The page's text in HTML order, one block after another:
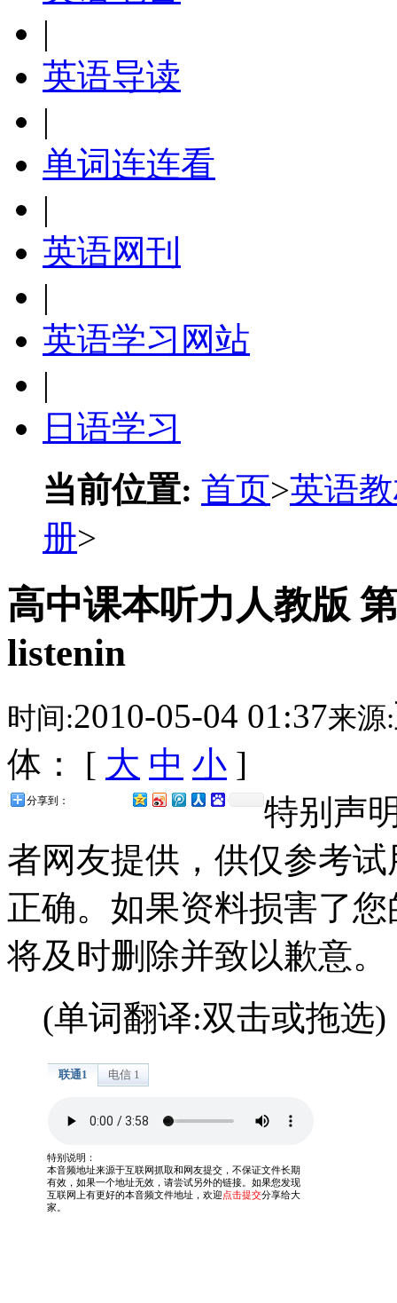
|
英语导读
|
单词连连看
|
英语网刊
|
英语学习网站
|
日语学习
当前位置: 首页>英语
册>
高中课本听力人教版
listenin
时间:2010-05-04 01:37来源:
体： [ 大 中 小 ]
分享到：
特别声
者网友提供，供仅参考
正确。如果资料损害了
将及时删除并致以歉意。
(单词翻译:双击或拖选)